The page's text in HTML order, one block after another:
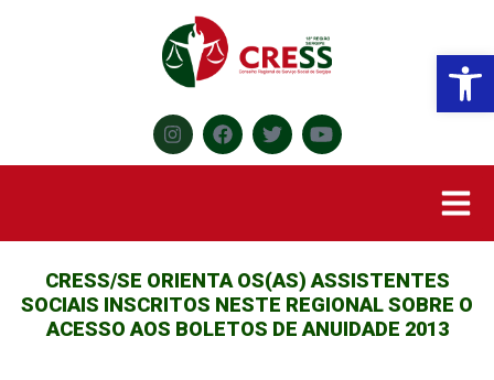
CRESS/SE ORIENTA OS(AS) ASSISTENTES
SOCIAIS INSCRITOS NESTE REGIONAL SOBRE O
ACESSO AOS BOLETOS DE ANUIDADE 2013